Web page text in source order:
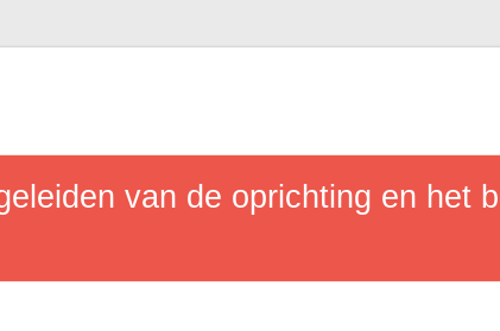
van de oprichting en het